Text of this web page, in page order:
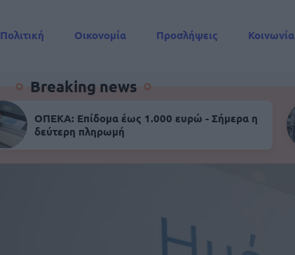
Πολιτική Οικονομία Προσλήψεις Κοινωνία
Breaking news
ΟΠΕΚΑ: Επίδομα έως 1.000 ευρώ - Σήμερα η
δεύτερη πληρωμή